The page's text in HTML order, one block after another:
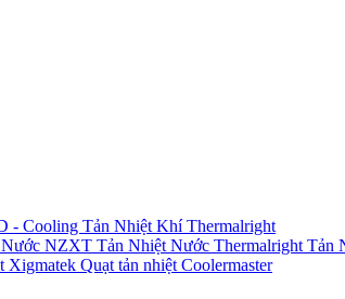
- Cooling Tản Nhiệt Khí Thermalright
Nước NZXT Tản Nhiệt Nước Thermalright Tản
Xigmatek Quạt tản nhiệt Coolermaster